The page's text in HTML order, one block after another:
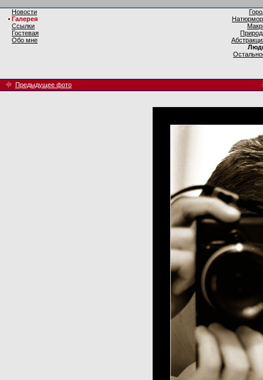
Новости
Галерея
Ссылки
Гостевая
Обо мне
Предыдущее фото